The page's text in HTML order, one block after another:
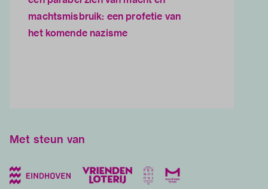
machtsmisbruik: een profetie van
het komende nazisme
Met steun van